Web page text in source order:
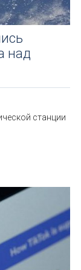
над
станции